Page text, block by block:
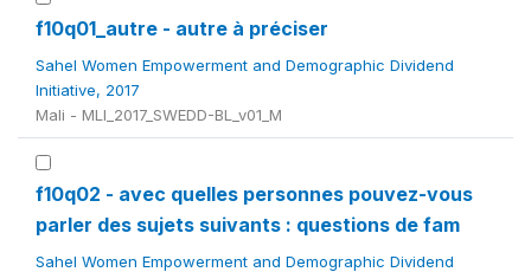
f10q01_autre - autre à préciser
Sahel Women Empowerment and Demographic Dividend
Initiative, 2017
Mali - MLI_2017_SWEDD-BL_v01_M
f10q02 - avec quelles personnes pouvez-vous
parler des sujets suivants : questions de fam
Sahel Women Empowerment and Demographic Dividend